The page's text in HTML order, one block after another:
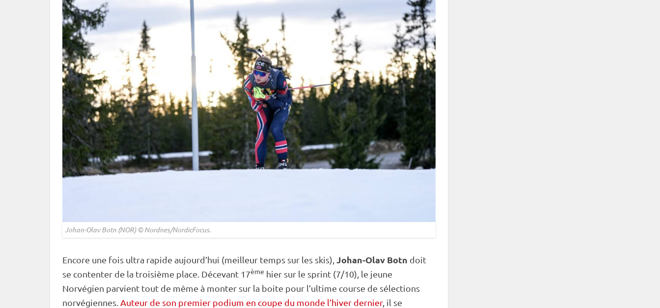
Johan-Olav Botn (NOR) © Nordnes/NordicFocus.
Encore une fois ultra rapide aujourd’hui (meilleur temps sur les skis), Johan-Olav Botn doit
se contenter de la troisième place. Décevant 17ème hier sur le sprint (7/10), le jeune
Norvégien parvient tout de même à monter sur la boite pour l’ultime course de sélections
norvégiennes. Auteur de son premier podium en coupe du monde l’hiver dernier, il se